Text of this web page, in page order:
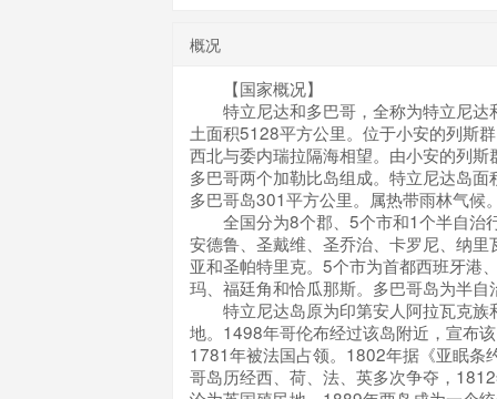
概况
【国家概况】
特立尼达和多巴哥，全称为特立尼达
土面积5128平方公里。位于小安的列斯
西北与委内瑞拉隔海相望。由小安的列斯
多巴哥两个加勒比岛组成。特立尼达岛
多巴哥岛301平方公里。属热带雨林气
全国分为8个郡、5个市和1个半自治
安德鲁、圣戴维、圣乔治、卡罗尼、纳里
亚和圣帕特里克。5个市为首都西班牙港
玛、福廷角和恰瓜那斯。多巴哥岛为半自
特立尼达岛原为印第安人阿拉瓦克族
地。1498年哥伦布经过该岛附近，宣布
1781年被法国占领。1802年据《亚眠条
哥岛历经西、荷、法、英多次争夺，